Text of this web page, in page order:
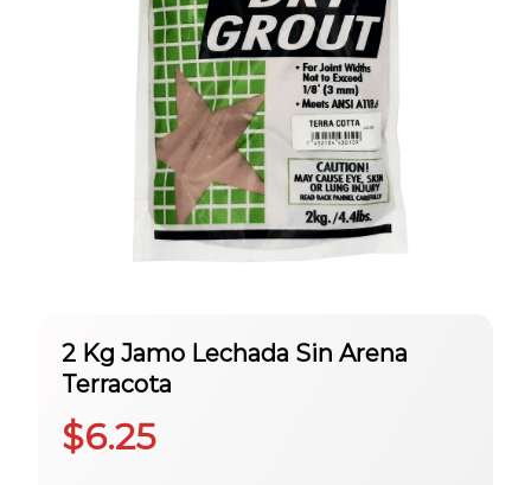
2 Kg Jamo Lechada Sin Arena
Terracota
$6.25